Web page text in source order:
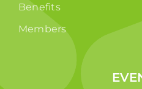
Benefits
Members